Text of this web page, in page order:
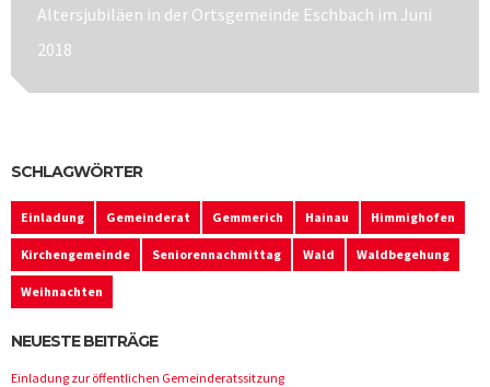
Next
post:
Altersjubiläen in der Ortsgemeinde Eschbach im Juni
2018
SCHLAGWÖRTER
Einladung Gemeinderat Gemmerich Hainau Himmighofen
Kirchengemeinde Seniorennachmittag Wald Waldbegehung
Weihnachten
NEUESTE BEITRÄGE
Einladung zur öffentlichen Gemeinderatssitzung